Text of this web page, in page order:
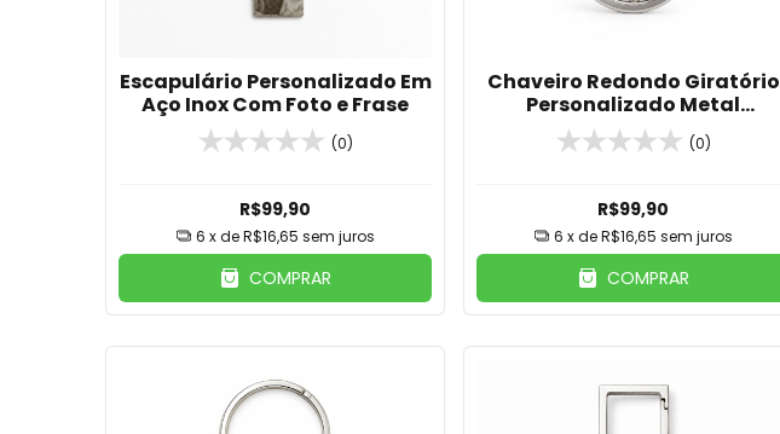
Escapulário Personalizado Em
Aço Inox Com Foto e Frase
(0)
R$99,90
6 x deR$16,65 sem juros
COMPRAR
Chaveiro Redondo Giratório
Personalizado Metal
Prateado
(0)
R$99,90
6 x deR$16,65 sem juros
COMPRAR